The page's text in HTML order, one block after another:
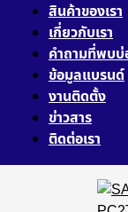
สินค้าของเรา
เกี่ยวกับเรา
คำถามที่พบ
ข้อมูลแบรนด์
งานติดตั้ง
ข่าวสาร
ติดต่อเรา